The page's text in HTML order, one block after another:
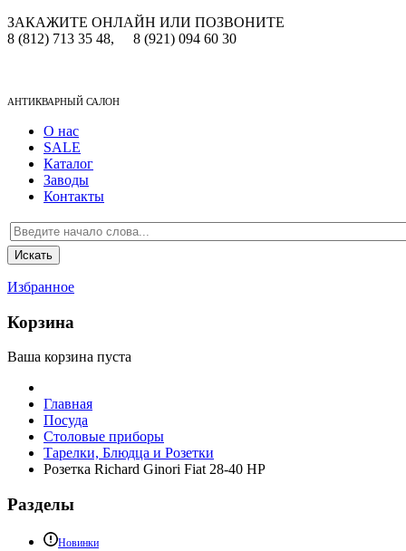
ЗАКАЖИТЕ ОНЛАЙН ИЛИ ПОЗВОНИТЕ
8 (812) 713 35 48,
8 (921) 094 60 30
АНТИКВАРНЫЙ САЛОН
О нас
SALE
Каталог
Заводы
Контакты
Избранное
Корзина
Ваша корзина пуста
Главная
Посуда
Столовые приборы
Тарелки, Блюдца и Розетки
Розетка Richard Ginori Fiat 28-40 HP
Разделы
Новинки